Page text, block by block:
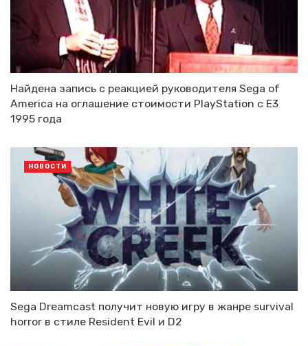
Найдена запись с реакцией руководителя Sega of
America на оглашение стоимости PlayStation с E3
1995 года
Sega Dreamcast получит новую игру в жанре survival
horror в стиле Resident Evil и D2
НОВОСТИ